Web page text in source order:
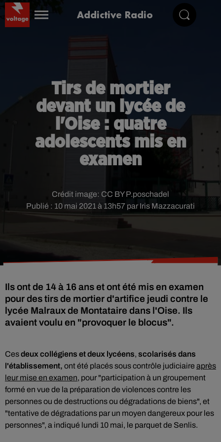
Addictive Radio
Tirs de mortier
devant un lycée de
l'Oise : quatre
adolescents mis en
examen
Publié : 10 mai 2021 à 13h57 par Iris Mazzacurati
Crédit image: CC BY P.poschadel
Ils ont de 14 à 16 ans et ont été mis en examen
pour des tirs de mortier d'artifice jeudi contre le
lycée Malraux de Montataire dans l'Oise. Ils
avaient voulu en "provoquer le blocus".
Cesdeux collégiens et deux lycéens, scolarisés dans
l'établissement, ont été placés sous contrôle judiciaire après
leur mise en examen, pour "participation à un groupement
formé en vue de la préparation de violences contre les
personnes ou de destructions ou dégradations de biens", et
"tentative de dégradations par un moyen dangereux pour les
personnes", a indiqué lundi 10 mai, le parquet de Senlis.